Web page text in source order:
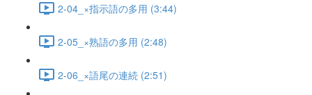
2-04_×指示語の多用 (3:44)
2-05_×熟語の多用 (2:48)
2-06_×語尾の連続 (2:51)